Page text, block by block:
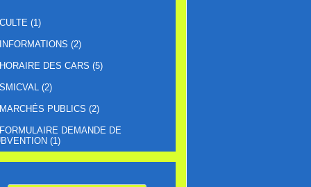
CULTE (1)
INFORMATIONS (2)
HORAIRE DES CARS (5)
SMICVAL (2)
MARCHÉS PUBLICS (2)
FORMULAIRE DEMANDE DE
(1)